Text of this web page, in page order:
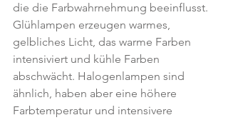
die die Farbwahrnehmung beeinflusst.
Glühlampen erzeugen warmes,
gelbliches Licht, das warme Farben
intensiviert und kühle Farben
abschwächt. Halogenlampen sind
ähnlich, haben aber eine höhere
Farbtemperatur und intensivere